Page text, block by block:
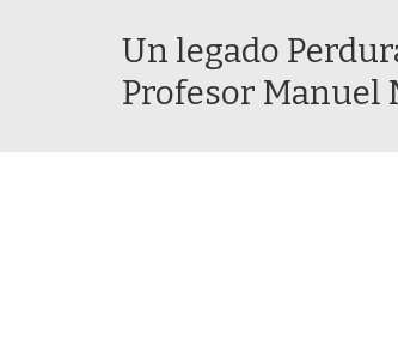
Un legado
Profesor Manuel